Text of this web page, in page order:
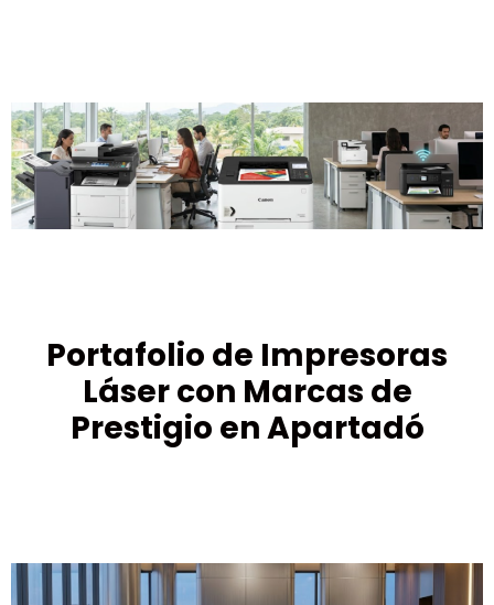
Portafolio de Impresoras
Láser con Marcas de
Prestigio en Apartadó